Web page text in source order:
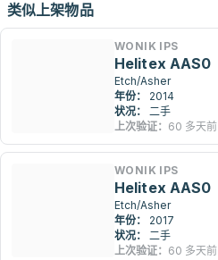
类似上架物品
WONIK IPS
Helitex AAS0
Etch/Asher
年份：
2014
状况：
二手
上次验证： 60 多天前
WONIK IPS
Helitex AAS0
Etch/Asher
年份：
2017
状况：
二手
上次验证： 60 多天前